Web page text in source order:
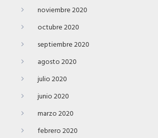
noviembre 2020
octubre 2020
septiembre 2020
agosto 2020
julio 2020
junio 2020
marzo 2020
febrero 2020